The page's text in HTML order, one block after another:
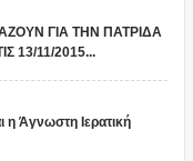
ΓΙΑ ΤΗΝ ΠΑΤΡΙΔΑ
13/11/2015...
Άγνωστη Ιερατική